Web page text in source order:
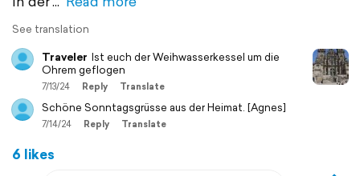
See translation
Traveler Ist euch der Weihwasserkessel um die
Ohrem geflogen
7/13/24 Reply Translate
Schöne Sonntagsgrüsse aus der Heimat. [Agnes]
7/14/24 Reply Translate
6 likes